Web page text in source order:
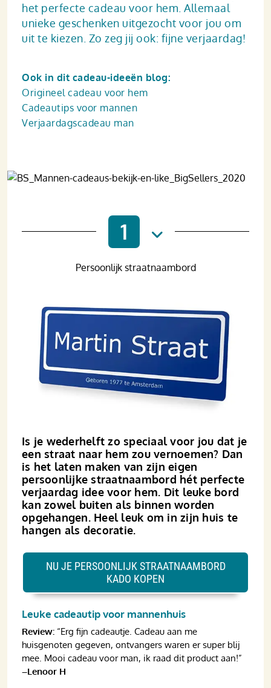
het perfecte cadeau voor hem. Allemaal
unieke geschenken uitgezocht voor jou om
uit te kiezen. Zo zeg jij ook: fijne verjaardag!
Ook in dit cadeau-ideeën blog:
Origineel cadeau voor hem
Cadeautips voor mannen
Verjaardagscadeau man
1
Is je wederhelft zo speciaal voor jou dat je
een straat naar hem zou vernoemen? Dan
is het laten maken van zijn eigen
persoonlijke straatnaambord hét perfecte
verjaardag idee voor hem. Dit leuke bord
kan zowel buiten als binnen worden
opgehangen. Heel leuk om in zijn huis te
hangen als decoratie.
Persoonlijk straatnaambord
Leuke cadeautip voor mannenhuis
Review: “Erg fijn cadeautje. Cadeau aan me
huisgenoten gegeven, ontvangers waren er super blij
mee. Mooi cadeau voor man, ik raad dit product aan!”
–Lenoor H
NU JE PERSOONLIJK STRAATNAAMBORD
KADO KOPEN